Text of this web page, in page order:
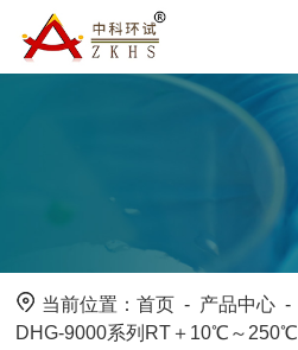
当前位置：首页 - 产品中心 -
DHG-9000系列RT＋10℃～250℃